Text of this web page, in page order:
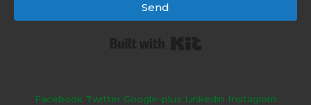
Send
Facebook Twitter Google-plus Linkedin Instagram